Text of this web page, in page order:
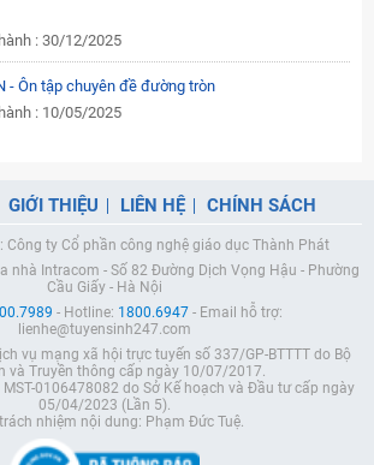
: 30/12/2025
- Ôn tập chuyên đề đường tròn
: 10/05/2025
GIỚI THIỆU LIÊN HỆ CHÍNH SÁCH
Công ty Cổ phần công nghệ giáo dục Thành Phát
nhà Intracom - Số 82 Đường Dịch Vọng Hậu - Phường
Cầu Giấy - Hà Nội
- Hotline: 1800.6947- Email hỗ trợ:
lienhe@tuyensinh247.com
vụ mạng xã hội trực tuyến số 337/GP-BTTTT do Bộ
và Truyền thông cấp ngày 10/07/2017.
0106478082 do Sở Kế hoạch và Đầu tư cấp ngày
05/04/2023 (Lần 5).
nhiệm nội dung: Phạm Đức Tuệ.